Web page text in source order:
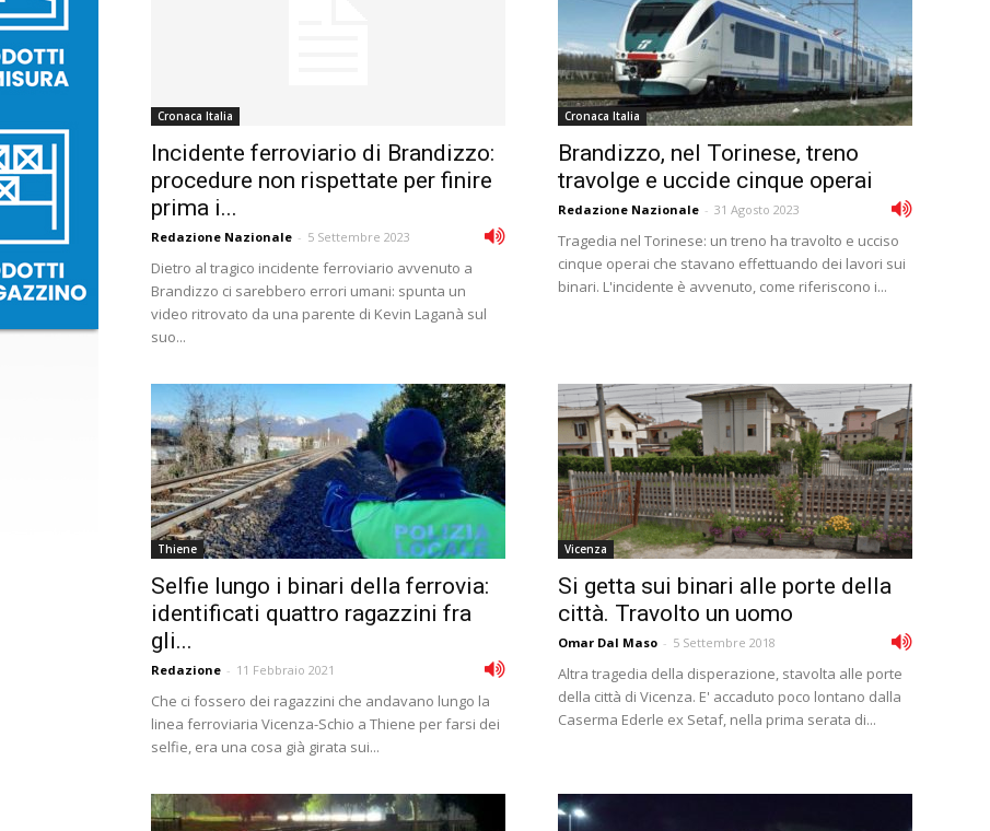
Cronaca Italia
Incidente ferroviario di Brandizzo:
procedure non rispettate per finire
prima i...
Redazione Nazionale - 5 Settembre 2023
Dietro al tragico incidente ferroviario avvenuto a
Brandizzo ci sarebbero errori umani: spunta un
video ritrovato da una parente di Kevin Laganà sul
suo...
Cronaca Italia
Brandizzo, nel Torinese, treno
travolge e uccide cinque operai
Redazione Nazionale - 31 Agosto 2023
Tragedia nel Torinese: un treno ha travolto e ucciso
cinque operai che stavano effettuando dei lavori sui
binari. L'incidente è avvenuto, come riferiscono i...
Thiene
Selfie lungo i binari della ferrovia:
identificati quattro ragazzini fra
gli...
Redazione - 11 Febbraio 2021
Che ci fossero dei ragazzini che andavano lungo la
linea ferroviaria Vicenza-Schio a Thiene per farsi dei
selfie, era una cosa già girata sui...
Vicenza
Si getta sui binari alle porte della
città. Travolto un uomo
Omar Dal Maso - 5 Settembre 2018
Altra tragedia della disperazione, stavolta alle porte
della città di Vicenza. E' accaduto poco lontano dalla
Caserma Ederle ex Setaf, nella prima serata di...